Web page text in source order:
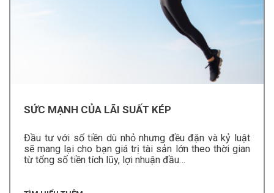
SỨC MẠNH CỦA LÃI SUẤT KÉP
Đầu tư với số tiền dù nhỏ nhưng đều đặn và kỷ luật
sẽ mang lại cho bạn giá trị tài sản lớn theo thời gian
từ tổng số tiền tích lũy, lợi nhuận đầu…